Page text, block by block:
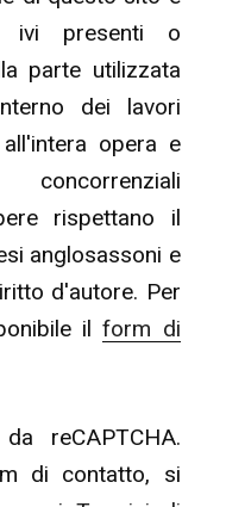
ivi presenti o
parte utilizzata
dei lavori
opera e
rispettano il
anglosassoni e
d'autore. Per
ilform di
reCAPTCHA.
di contatto, si